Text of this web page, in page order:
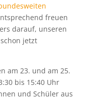
freuen
darauf, unseren
jetzt
am 23. und am 25.
bis 15:40 Uhr
und Schüler aus